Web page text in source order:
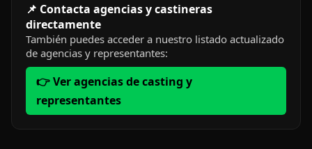
📌 Contacta agencias y castineras
directamente
También puedes acceder a nuestro listado actualizado
de agencias y representantes:
👉 Ver agencias de casting y
representantes